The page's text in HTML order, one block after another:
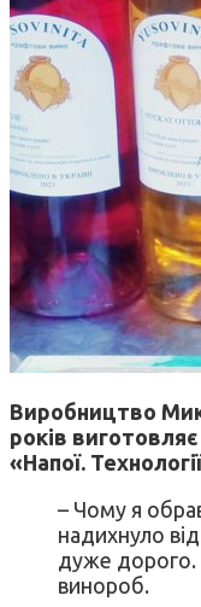
Виробництво
років
«Напої.
– Чому я
надихнуло
дуже дорого.
винороб.